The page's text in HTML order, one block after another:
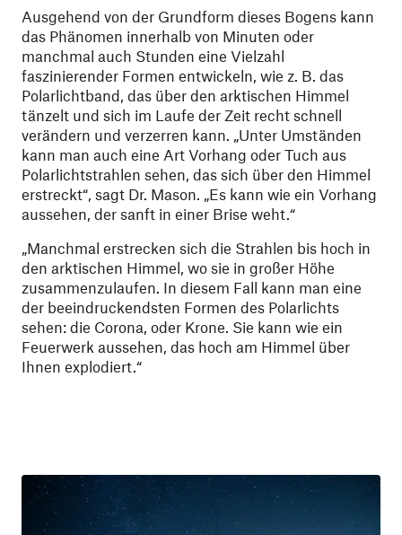
Ausgehend von der Grundform dieses Bogens kann
das Phänomen innerhalb von Minuten oder
manchmal auch Stunden eine Vielzahl
faszinierender Formen entwickeln, wie z. B. das
Polarlichtband, das über den arktischen Himmel
tänzelt und sich im Laufe der Zeit recht schnell
verändern und verzerren kann. „Unter Umständen
kann man auch eine Art Vorhang oder Tuch aus
Polarlichtstrahlen sehen, das sich über den Himmel
erstreckt“, sagt Dr. Mason. „Es kann wie ein Vorhang
aussehen, der sanft in einer Brise weht.“
„Manchmal erstrecken sich die Strahlen bis hoch in
den arktischen Himmel, wo sie in großer Höhe
zusammenzulaufen. In diesem Fall kann man eine
der beeindruckendsten Formen des Polarlichts
sehen: die Corona, oder Krone. Sie kann wie ein
Feuerwerk aussehen, das hoch am Himmel über
Ihnen explodiert.“